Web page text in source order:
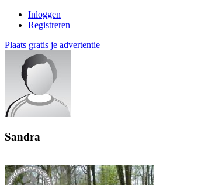
Inloggen
Registreren
Plaats gratis je advertentie
Sandra